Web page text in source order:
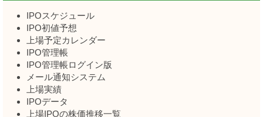
IPOスケジュール
IPO初値予想
上場予定カレンダー
IPO管理帳
IPO管理帳ログイン版
メール通知システム
上場実績
IPOデータ
上場IPOの株価推移一覧